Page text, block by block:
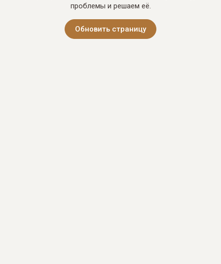
проблемы и решаем её.
Обновить страницу